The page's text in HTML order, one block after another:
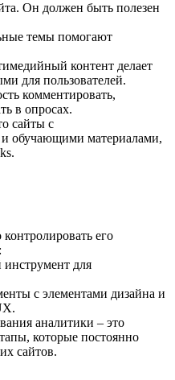
Он должен быть полезен
темы помогают
контент делает
для пользователей.
комментировать,
в опросах.
сайты с
и обучающими материалами,
его
инструмент для
с элементами дизайна и
аналитики – это
которые постоянно
сайтов.